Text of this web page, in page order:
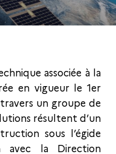
associée à la
en vigueur le 1er
un groupe de
résultent d’un
sous l’égide
avec la Direction